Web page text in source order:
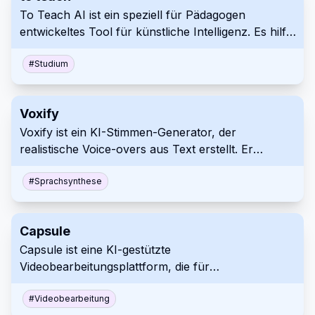
Fachleute können ihren Folien-Erstellungsprozess
mit Autoslide erheblich beschleunigen.
To Teach AI ist ein speziell für Pädagogen
entwickeltes Tool für künstliche Intelligenz. Es hilft
Übungen und Unterrichtspläne zu erstellen, die
auf die Bedürfnisse und Interessen der Schüler
Inhaltserstellung und bietet vielfältige Formate und
Kompatibilitätsoptionen.
#Studium
Voxify
Voxify ist ein KI-Stimmen-Generator, der
realistische Voice-overs aus Text erstellt. Er
anpassbaren emotionalen Tönen und
Geschwindigkeiten. Nutzen Sie Voxify für die
Audioinhalten.
#Sprachsynthese
Capsule
Capsule ist eine KI-gestützte
Videobearbeitungsplattform, die für
optimiert den Videoproduktionsprozess durch die
#Videobearbeitung